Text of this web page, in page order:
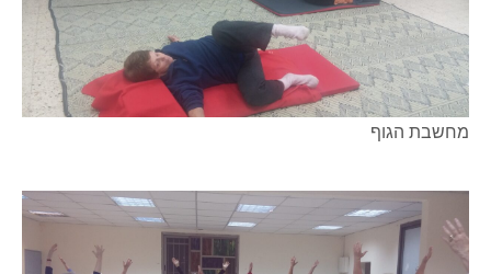
מחשבת הגוף